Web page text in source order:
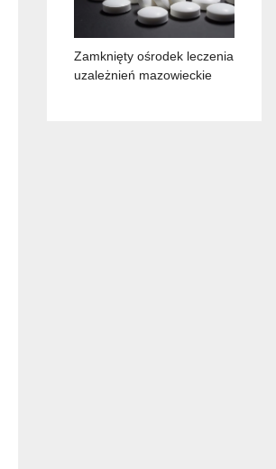
Zamknięty ośrodek leczenia
uzależnień mazowieckie